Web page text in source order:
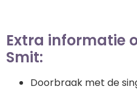
Extra informatie
Smit:
Doorbraak met de